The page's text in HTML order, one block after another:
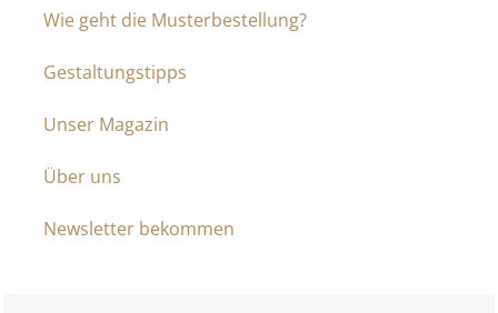
Wie geht die Musterbestellung?
Gestaltungstipps
Unser Magazin
Über uns
Newsletter bekommen